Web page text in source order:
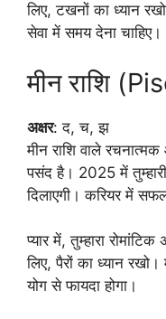
लिए, टखनों का ध्यान
सेवा में समय देना चाहिए।
मीन राशि
अक्षर: द, च, झ
मीन राशि वाले
पसंद है। 2025 में
दिलाएगी। करियर में
प्यार में, तुम्हारा
लिए, पैरों का ध्यान
योग से फायदा होगा।